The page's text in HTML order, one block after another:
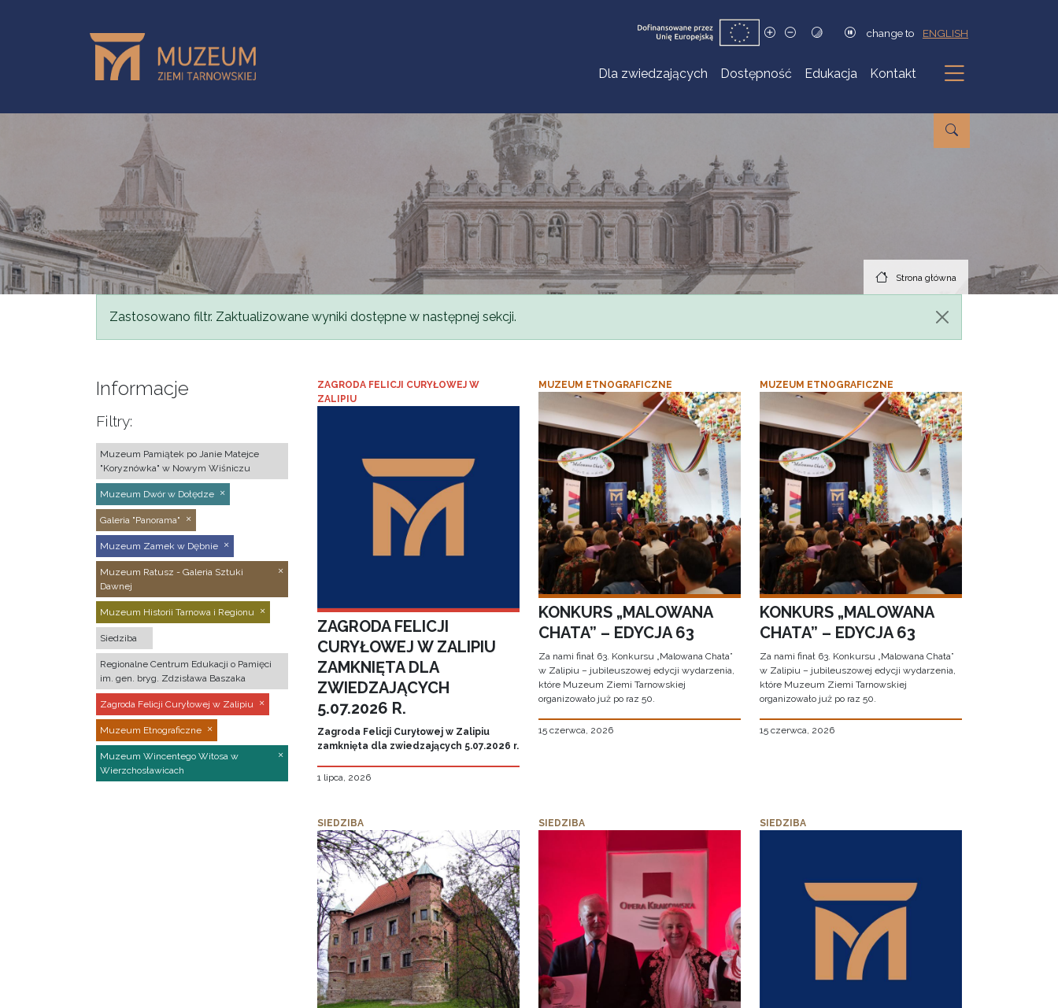
change to ENGLISH
Dla zwiedzających Dostępność Edukacja Kontakt
Podmenu
Strona główna
Komunikat
Zastosowano filtr. Zaktualizowane wyniki dostępne w następnej sekcji.
Informacje
Filtry:
Muzeum Pamiątek po Janie Matejce
"Koryznówka" w Nowym Wiśniczu
Muzeum Dwór w Dołędze
Galeria "Panorama"
Muzeum Zamek w Dębnie
Muzeum Ratusz - Galeria Sztuki
Dawnej
Muzeum Historii Tarnowa i Regionu
Siedziba
Regionalne Centrum Edukacji o Pamięci
im. gen. bryg. Zdzisława Baszaka
Zagroda Felicji Curyłowej w Zalipiu
Muzeum Etnograficzne
Muzeum Wincentego Witosa w
Wierzchosławicach
ZAGRODA FELICJI CURYŁOWEJ W
ZALIPIU
ZAGRODA FELICJI
CURYŁOWEJ W ZALIPIU
ZAMKNIĘTA DLA
ZWIEDZAJĄCYCH
5.07.2026 R.
Zagroda Felicji Curyłowej w Zalipiu
zamknięta dla zwiedzających 5.07.2026 r.
1 lipca, 2026
MUZEUM ETNOGRAFICZNE
KONKURS „MALOWANA
CHATA” – EDYCJA 63
Za nami finał 63. Konkursu „Malowana Chata”
w Zalipiu – jubileuszowej edycji wydarzenia,
które Muzeum Ziemi Tarnowskiej
organizowało już po raz 50.
15 czerwca, 2026
MUZEUM ETNOGRAFICZNE
KONKURS „MALOWANA
CHATA” – EDYCJA 63
Za nami finał 63. Konkursu „Malowana Chata”
w Zalipiu – jubileuszowej edycji wydarzenia,
które Muzeum Ziemi Tarnowskiej
organizowało już po raz 50.
15 czerwca, 2026
SIEDZIBA SIEDZIBA SIEDZIBA